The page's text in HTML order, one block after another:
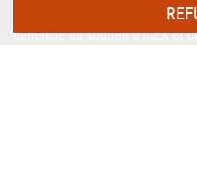
PERSAX, S.A. Dans le cadre du
bénéficié du soutien d'ICEX et